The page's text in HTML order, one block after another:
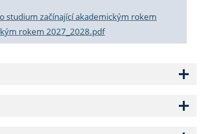
studium začínající akademickým rokem
rokem 2027_2028.pdf